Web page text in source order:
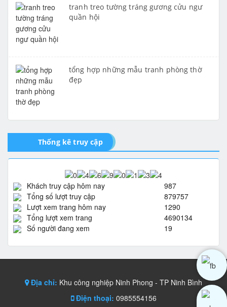
tranh treo tường tráng gương cửu ngư
quần hội
tổng hợp những mẫu tranh phòng thờ
đẹp
Thống kê truy cập
Khách truy cập hôm nay
987
Tổng số lượt truy cập
879757
Lượt xem trang hôm nay
1290
Tổng lượt xem trang
4690134
Số người đang xem
19
Địa chỉ: Khu công nghiệp Ninh Phong - TP Ninh Bình
Điện thoại: 0985554156